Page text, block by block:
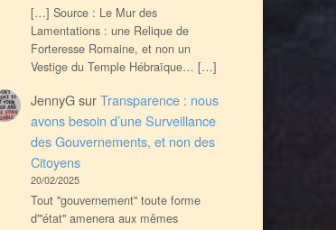
[…] Source : Le Mur des
Lamentations : une Relique de
Forteresse Romaine, et non un
Vestige du Temple Hébraïque… […]
JennyGsurTransparence : nous
avons besoin d’une Surveillance
des Gouvernements, et non des
Citoyens
20/02/2025
Tout ''gouvernement'' toute forme
d'''état'' amenera aux mêmes